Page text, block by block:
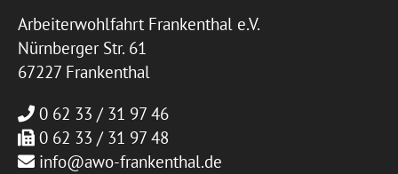
Arbeiterwohlfahrt Frankenthal e.V.
Nürnberger Str. 61
67227 Frankenthal
0 62 33 / 31 97 46
0 62 33 / 31 97 48
info@awo-frankenthal.de